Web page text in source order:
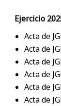
Ejercicio
Acta de
Acta de
Acta de
Acta de
Acta de
Acta de